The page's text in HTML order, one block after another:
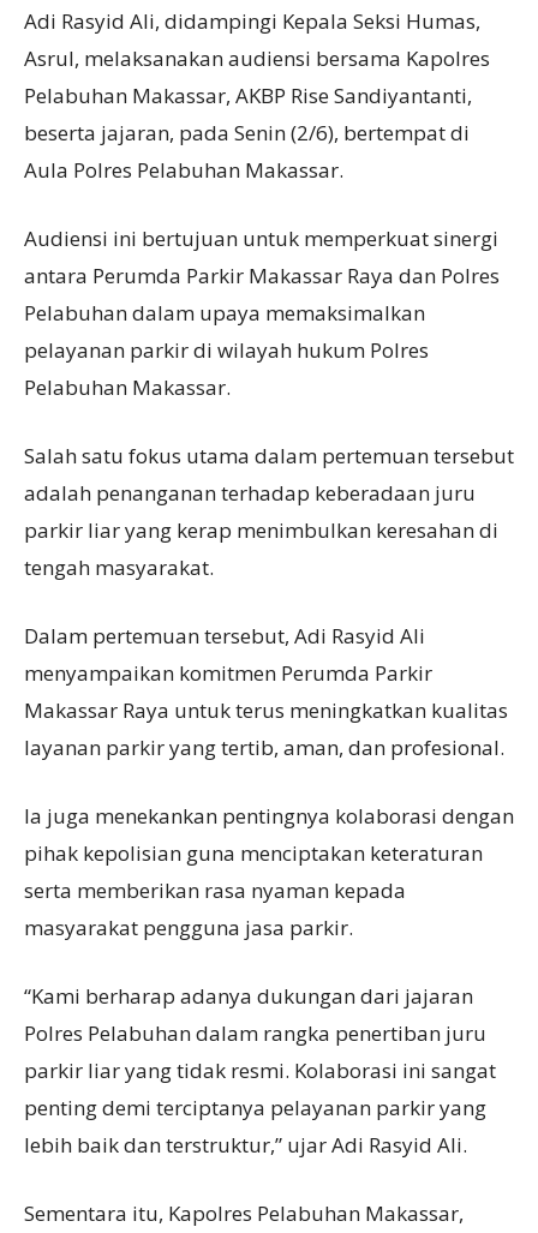
Adi Rasyid Ali, didampingi Kepala Seksi Humas,
Asrul, melaksanakan audiensi bersama Kapolres
Pelabuhan Makassar, AKBP Rise Sandiyantanti,
beserta jajaran, pada Senin (2/6), bertempat di
Aula Polres Pelabuhan Makassar.
Audiensi ini bertujuan untuk memperkuat sinergi
antara Perumda Parkir Makassar Raya dan Polres
Pelabuhan dalam upaya memaksimalkan
pelayanan parkir di wilayah hukum Polres
Pelabuhan Makassar.
Salah satu fokus utama dalam pertemuan tersebut
adalah penanganan terhadap keberadaan juru
parkir liar yang kerap menimbulkan keresahan di
tengah masyarakat.
Dalam pertemuan tersebut, Adi Rasyid Ali
menyampaikan komitmen Perumda Parkir
Makassar Raya untuk terus meningkatkan kualitas
layanan parkir yang tertib, aman, dan profesional.
Ia juga menekankan pentingnya kolaborasi dengan
pihak kepolisian guna menciptakan keteraturan
serta memberikan rasa nyaman kepada
masyarakat pengguna jasa parkir.
“Kami berharap adanya dukungan dari jajaran
Polres Pelabuhan dalam rangka penertiban juru
parkir liar yang tidak resmi. Kolaborasi ini sangat
penting demi terciptanya pelayanan parkir yang
lebih baik dan terstruktur,” ujar Adi Rasyid Ali.
Sementara itu, Kapolres Pelabuhan Makassar,